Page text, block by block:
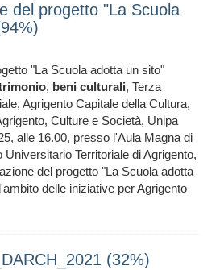
del progetto "La Scuola
"La Scuola adotta un sito"
, beni culturali, Terza
Agrigento Capitale della Cultura,
Culture e Società, Unipa
alle 16.00, presso l'Aula Magna di
Territoriale di Agrigento,
del progetto "La Scuola adotta
delle iniziative per Agrigento
(32%)